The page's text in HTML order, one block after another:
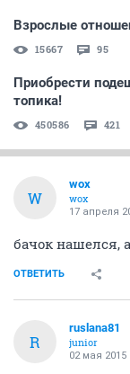
Взрослые
15667 95
Приобрести
топика!
450586 421
W
wox
wox
17 апреля
бачок нашелся,
ОТВЕТИТЬ
R
ruslana81
junior
02 мая 2015